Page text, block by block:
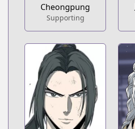
Cheongpung
Supporting